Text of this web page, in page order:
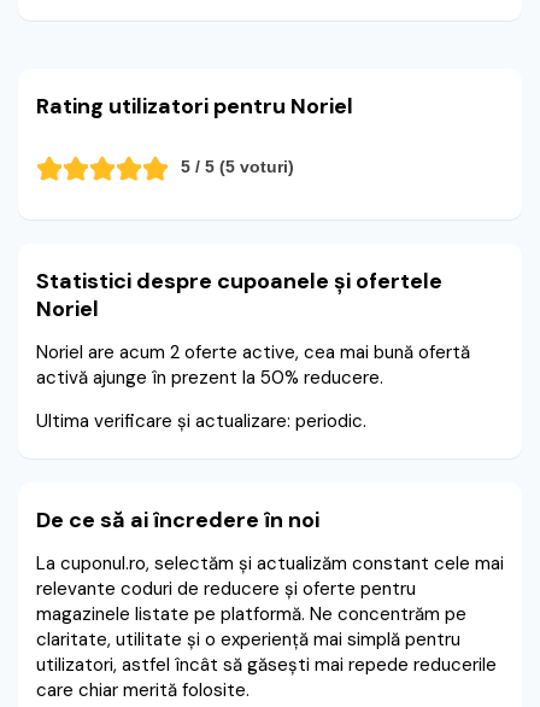
Rating utilizatori pentru Noriel
5 / 5 (5 voturi)
Statistici despre cupoanele și ofertele
Noriel
Noriel are acum 2 oferte active, cea mai bună ofertă
activă ajunge în prezent la 50% reducere.
Ultima verificare și actualizare: periodic.
De ce să ai încredere în noi
La cuponul.ro, selectăm și actualizăm constant cele mai
relevante coduri de reducere și oferte pentru
magazinele listate pe platformă. Ne concentrăm pe
claritate, utilitate și o experiență mai simplă pentru
utilizatori, astfel încât să găsești mai repede reducerile
care chiar merită folosite.